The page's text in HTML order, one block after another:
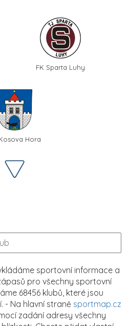
FK Sparta Luhy
Hora
sportovní informace a
pro všechny sportovní
68456 klubů, které jsou
- Na hlavní straně sportmap.cz
zadání adresy všechny